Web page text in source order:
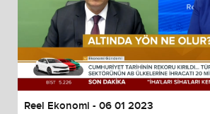
Reel Ekonomi - 06 01 2023